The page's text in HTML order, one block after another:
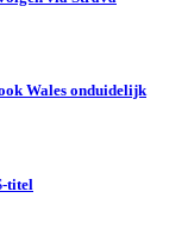
Wales onduidelijk
titel